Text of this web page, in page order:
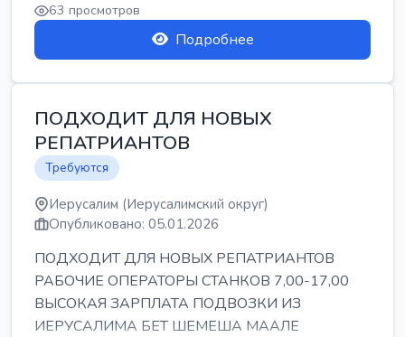
63 просмотров
Подробнее
ПОДХОДИТ ДЛЯ НОВЫХ
РЕПАТРИАНТОВ
Требуются
Иерусалим (Иерусалимский округ)
Опубликовано: 05.01.2026
ПОДХОДИТ ДЛЯ НОВЫХ РЕПАТРИАНТОВ
РАБОЧИЕ ОПЕРАТОРЫ СТАНКОВ 7,00-17,00
ВЫСОКАЯ ЗАРПЛАТА ПОДВОЗКИ ИЗ
ИЕРУСАЛИМА БЕТ ШЕМЕША МААЛЕ